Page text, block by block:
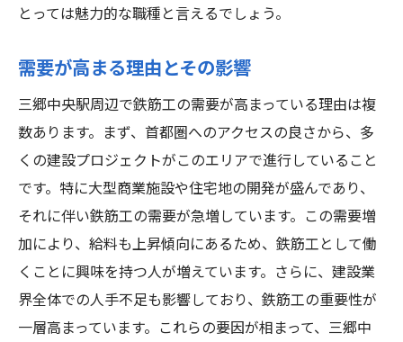
最新の求人情報の探し方と選び方
求人情報の読み解き方
経験者と未経験者の収入差
福利厚生と労働条件のチェックポイント
実際に働く鉄筋工の収入事例
三郷中央駅周辺の鉄筋工のキャリアアップ方法
を徹底解説
資格取得のメリットとその影響
鉄筋工のスキルアップ研修
キャリアアップに役立つネットワーキング
とっては魅力的な職種と言えるでしょう。
需要が高まる理由とその影響
三郷中央駅周辺で鉄筋工の需要が高まっている理由は複
数あります。まず、首都圏へのアクセスの良さから、多
くの建設プロジェクトがこのエリアで進行していること
です。特に大型商業施設や住宅地の開発が盛んであり、
それに伴い鉄筋工の需要が急増しています。この需要増
加により、給料も上昇傾向にあるため、鉄筋工として働
くことに興味を持つ人が増えています。さらに、建設業
界全体での人手不足も影響しており、鉄筋工の重要性が
一層高まっています。これらの要因が相まって、三郷中